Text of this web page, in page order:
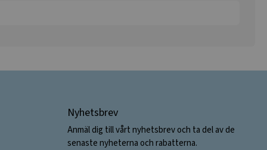
Nyhetsbrev
Anmäl dig till vårt nyhetsbrev och ta del av de
senaste nyheterna och rabatterna.